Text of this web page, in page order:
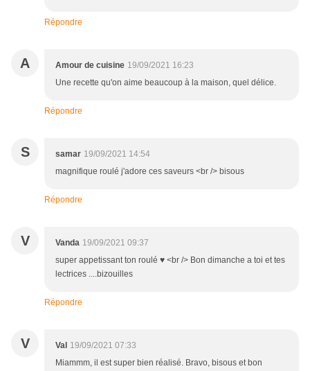
Répondre
A Amour de cuisine 19/09/2021 16:23
Une recette qu'on aime beaucoup à la maison, quel délice.
Répondre
S samar 19/09/2021 14:54
magnifique roulé j'adore ces saveurs <br /> bisous
Répondre
V Vanda 19/09/2021 09:37
super appetissant ton roulé ♥ <br /> Bon dimanche a toi et tes
lectrices ....bizouilles
Répondre
V Val 19/09/2021 07:33
Miammm, il est super bien réalisé. Bravo, bisous et bon